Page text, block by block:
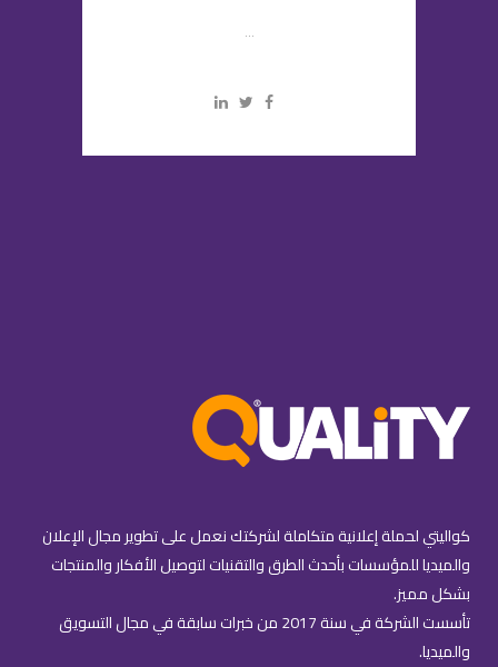
...
كواليتي لحملة إعلانية متكاملة لشركتك نعمل على تطوير مجال الإعلان
والميديا للمؤسسات بأحدث الطرق والتقنيات لتوصيل الأفكار والمنتجات
بشكل مميز.
تأسست الشركة في سنة 2017 من خبرات سابقة في مجال التسويق
والميديا.